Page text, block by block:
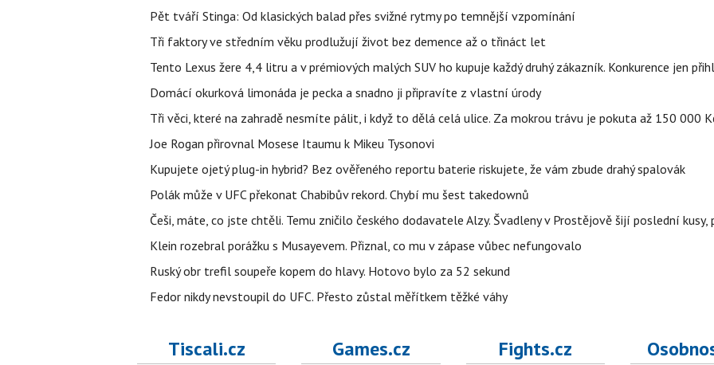
Pět tváří Stinga: Od klasických balad přes svižné rytmy po temnější vzpomínání
Tři faktory ve středním věku prodlužují život bez demence až o třináct let
Tento Lexus žere 4,4 litru a v prémiových malých SUV ho kupuje každý druhý zákazník. Konkurence jen
Domácí okurková limonáda je pecka a snadno ji připravíte z vlastní úrody
Tři věci, které na zahradě nesmíte pálit, i když to dělá celá ulice. Za mokrou trávu je pokuta až 150 000
Joe Rogan přirovnal Mosese Itaumu k Mikeu Tysonovi
Kupujete ojetý plug-in hybrid? Bez ověřeného reportu baterie riskujete, že vám zbude drahý spalovák
Polák může v UFC překonat Chabibův rekord. Chybí mu šest takedownů
Češi, máte, co jste chtěli. Temu zničilo českého dodavatele Alzy. Švadleny v Prostějově šijí poslední kusy,
Klein rozebral porážku s Musayevem. Přiznal, co mu v zápase vůbec nefungovalo
Ruský obr trefil soupeře kopem do hlavy. Hotovo bylo za 52 sekund
Fedor nikdy nevstoupil do UFC. Přesto zůstal měřítkem těžké váhy
Tiscali.cz Games.cz Fights.cz